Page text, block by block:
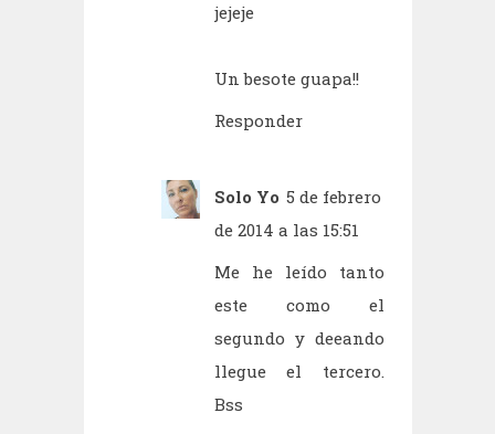
jejeje
Un besote guapa!!
Responder
Solo Yo 5 de febrero
de 2014 a las 15:51
Me he leído tanto
este como el
segundo y deeando
llegue el tercero.
Bss